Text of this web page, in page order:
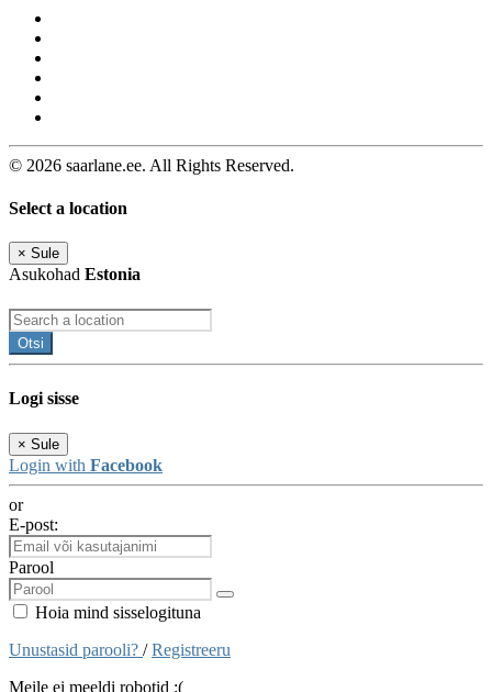
© 2026 saarlane.ee. All Rights Reserved.
Select a location
× Sule
Asukohad Estonia
Otsi
Logi sisse
× Sule
Login with Facebook
or
E-post:
Parool
Hoia mind sisselogituna
Unustasid parooli? /Registreeru
Meile ei meeldi robotid :(